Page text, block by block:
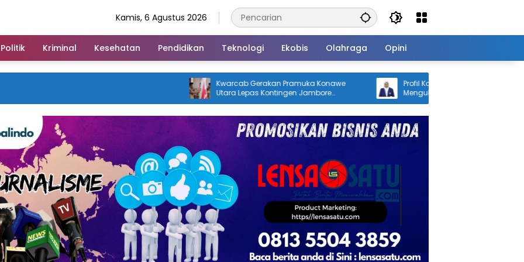
Kamis, 6 Agustus 2026
Politik Kriminal Kesehatan Pendidikan Teknologi Ekobis Olahraga Opini
Kwarcab Gerakan Pramuka Konawe
Utara Lepas Kontingen Jambore
Nasional XII 2026, Bupati Ikbar: Tunjukkan
Disiplin dan Berprestasi
Profil Kabiba, Putri Desa Lasiwa yang
Mengukir Sejarah sebagai Doktor
Pertama di Tanah Kelahirannya